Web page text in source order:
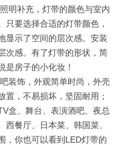
明补充，灯带的颜色与室内
只要选择合适的灯带颜色，
显示了空间的层次感。安装
次感。有了灯带的形状，简
是房子的小化妆！
装饰，外观简单时尚，外壳
置，不易损坏，坚固耐用；
盒、舞台、表演酒吧、夜总
餐厅、日本菜、韩国菜、
，你也可以看到LED灯带的